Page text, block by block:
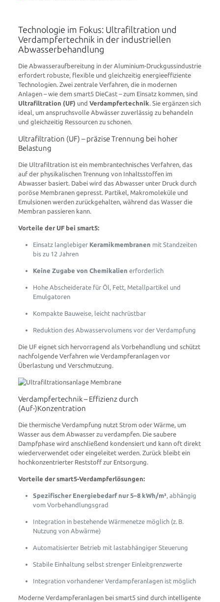
Technologie im Fokus: Ultrafiltration und
Verdampfertechnik in der industriellen
Abwasserbehandlung
Die Abwasseraufbereitung in der Aluminium-Druckgussindustrie
erfordert robuste, flexible und gleichzeitig energieeffiziente
Technologien. Zwei zentrale Verfahren, die in modernen
Anlagen – wie dem smart5 DieCast – zum Einsatz kommen, sind
Ultrafiltration (UF) und Verdampfertechnik. Sie ergänzen sich
ideal, um anspruchsvolle Abwässer zuverlässig zu behandeln
und gleichzeitig Ressourcen zu schonen.
Ultrafiltration (UF) – präzise Trennung bei hoher
Belastung
Die Ultrafiltration ist ein membrantechnisches Verfahren, das
auf der physikalischen Trennung von Inhaltsstoffen im
Abwasser basiert. Dabei wird das Abwasser unter Druck durch
poröse Membranen gepresst. Partikel, Makromoleküle und
Emulsionen werden zurückgehalten, während das Wasser die
Membran passieren kann.
Vorteile der UF bei smart5:
Einsatz langlebiger Keramikmembranen mit Standzeiten
bis zu 12 Jahren
Keine Zugabe von Chemikalien erforderlich
Hohe Abscheiderate für Öl, Fett, Metallpartikel und
Emulgatoren
Kompakte Bauweise, leicht nachrüstbar
Reduktion des Abwasservolumens vor der Verdampfung
Die UF eignet sich hervorragend als Vorbehandlung und schützt
nachfolgende Verfahren wie Verdampferanlagen vor
Überlastung und Verschmutzung.
Verdampfertechnik – Effizienz durch
(Auf-)Konzentration
Die thermische Verdampfung nutzt Strom oder Wärme, um
Wasser aus dem Abwasser zu verdampfen. Die saubere
Dampfphase wird anschließend kondensiert und kann oft direkt
wiederverwendet oder eingeleitet werden. Zurück bleibt ein
hochkonzentrierter Reststoff zur Entsorgung.
Vorteile der smart5-Verdampferlösungen:
Spezifischer Energiebedarf nur 5–8 kWh/m³, abhängig
vom Vorbehandlungsgrad
Integration in bestehende Wärmenetze möglich (z. B.
Nutzung von Abwärme)
Automatisierter Betrieb mit lastabhängiger Steuerung
Stabile Einhaltung selbst strenger Einleitgrenzwerte
Integration vorhandener Verdampferanlagen ist möglich
Moderne Verdampferanlagen bei smart5 sind durch intelligente